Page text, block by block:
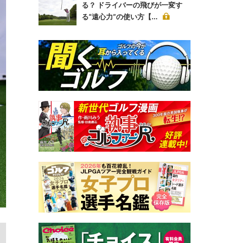
る？ ドライバーの飛びが一変す
る“遠心力”の使い方【...